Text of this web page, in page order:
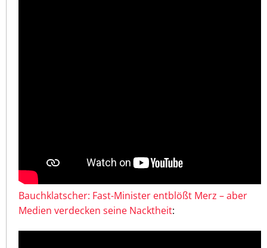
Bauchklatscher: Fast-Minister entblößt Merz – aber
Medien verdecken seine Nacktheit: